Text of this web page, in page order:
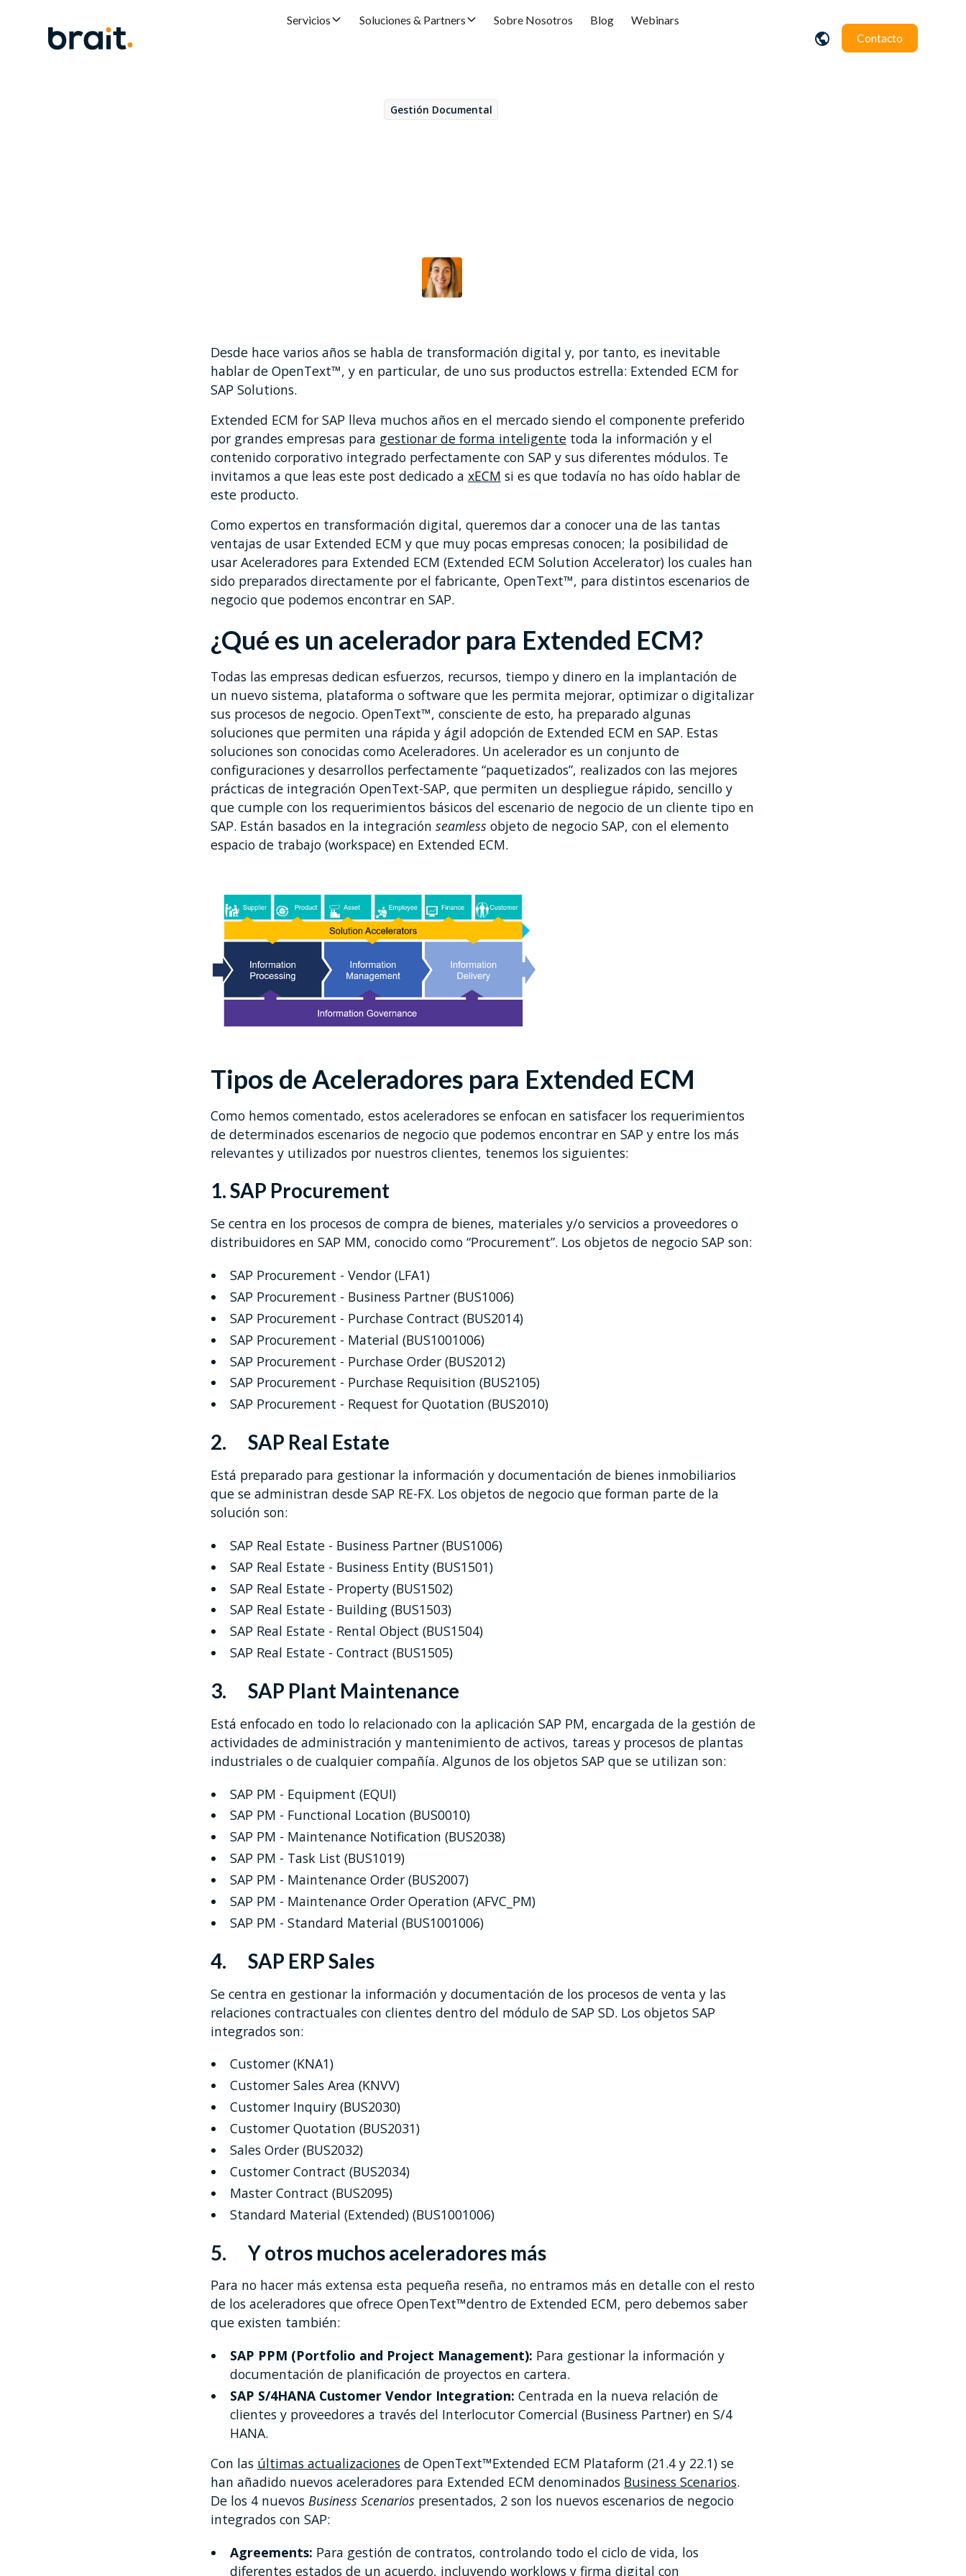
Servicios Soluciones & Partners Sobre Nosotros Blog
Webinars
Contacto
Gestión Documental
Desde hace varios años se habla de transformación digital y, por tanto, es inevitable
hablar de OpenText™, y en particular, de uno sus productos estrella: Extended ECM for
SAP Solutions.
Extended ECM for SAP lleva muchos años en el mercado siendo el componente preferido
por grandes empresas para gestionar de forma inteligentetoda la información y el
contenido corporativo integrado perfectamente con SAP y sus diferentes módulos. Te
invitamos a que leas este post dedicado a xECM si es que todavía no has oído hablar de
este producto.
Como expertos en transformación digital, queremos dar a conocer una de las tantas
ventajas de usar Extended ECM y que muy pocas empresas conocen; la posibilidad de
usar Aceleradores para Extended ECM (Extended ECM Solution Accelerator) los cuales han
sido preparados directamente por el fabricante, OpenText™, para distintos escenarios de
negocio que podemos encontrar en SAP.
¿Qué es un acelerador para Extended ECM?
Todas las empresas dedican esfuerzos, recursos, tiempo y dinero en la implantación de
un nuevo sistema, plataforma o software que les permita mejorar, optimizar o digitalizar
sus procesos de negocio. OpenText™, consciente de esto, ha preparado algunas
soluciones que permiten una rápida y ágil adopción de Extended ECM en SAP. Estas
soluciones son conocidas como Aceleradores. Un acelerador es un conjunto de
configuraciones y desarrollos perfectamente “paquetizados”, realizados con las mejores
prácticas de integración OpenText-SAP, que permiten un despliegue rápido, sencillo y
que cumple con los requerimientos básicos del escenario de negocio de un cliente tipo en
SAP. Están basados en la integración seamless objeto de negocio SAP, con el elemento
espacio de trabajo (workspace) en Extended ECM.
Tipos de Aceleradores para Extended ECM
Como hemos comentado, estos aceleradores se enfocan en satisfacer los requerimientos
de determinados escenarios de negocio que podemos encontrar en SAP y entre los más
relevantes y utilizados por nuestros clientes, tenemos los siguientes:
1. SAP Procurement
Se centra en los procesos de compra de bienes, materiales y/o servicios a proveedores o
distribuidores en SAP MM, conocido como “Procurement”. Los objetos de negocio SAP son:
SAP Procurement - Vendor (LFA1)
SAP Procurement - Business Partner (BUS1006)
SAP Procurement - Purchase Contract (BUS2014)
SAP Procurement - Material (BUS1001006)
SAP Procurement - Purchase Order (BUS2012)
SAP Procurement - Purchase Requisition (BUS2105)
SAP Procurement - Request for Quotation (BUS2010)
2. SAP Real Estate
Está preparado para gestionar la información y documentación de bienes inmobiliarios
que se administran desde SAP RE-FX. Los objetos de negocio que forman parte de la
solución son:
SAP Real Estate - Business Partner (BUS1006)
SAP Real Estate - Business Entity (BUS1501)
SAP Real Estate - Property (BUS1502)
SAP Real Estate - Building (BUS1503)
SAP Real Estate - Rental Object (BUS1504)
SAP Real Estate - Contract (BUS1505)
3. SAP Plant Maintenance
Está enfocado en todo lo relacionado con la aplicación SAP PM, encargada de la gestión de
actividades de administración y mantenimiento de activos, tareas y procesos de plantas
industriales o de cualquier compañía. Algunos de los objetos SAP que se utilizan son:
SAP PM - Equipment (EQUI)
SAP PM - Functional Location (BUS0010)
SAP PM - Maintenance Notification (BUS2038)
SAP PM - Task List (BUS1019)
SAP PM - Maintenance Order (BUS2007)
SAP PM - Maintenance Order Operation (AFVC_PM)
SAP PM - Standard Material (BUS1001006)
4. SAP ERP Sales
Se centra en gestionar la información y documentación de los procesos de venta y las
relaciones contractuales con clientes dentro del módulo de SAP SD. Los objetos SAP
integrados son:
Customer (KNA1)
Customer Sales Area (KNVV)
Customer Inquiry (BUS2030)
Customer Quotation (BUS2031)
Sales Order (BUS2032)
Customer Contract (BUS2034)
Master Contract (BUS2095)
Standard Material (Extended) (BUS1001006)
5. Y otros muchos aceleradores más
Para no hacer más extensa esta pequeña reseña, no entramos más en detalle con el resto
de los aceleradores que ofrece OpenText™dentro de Extended ECM, pero debemos saber
que existen también:
SAP PPM (Portfolio and Project Management): Para gestionar la información y
documentación de planificación de proyectos en cartera.
SAP S/4HANA Customer Vendor Integration:Centrada en la nueva relación de
clientes y proveedores a través del Interlocutor Comercial (Business Partner) en S/4
HANA.
Con las últimas actualizacionesde OpenText™Extended ECM Plataform (21.4 y 22.1) se
han añadido nuevos aceleradores para Extended ECM denominados Business Scenarios.
De los 4 nuevos Business Scenarios presentados, 2 son los nuevos escenarios de negocio
integrados con SAP:
Agreements: Para gestión de contratos, controlando todo el ciclo de vida, los
diferentes estados de un acuerdo, incluyendo worklows y firma digital con